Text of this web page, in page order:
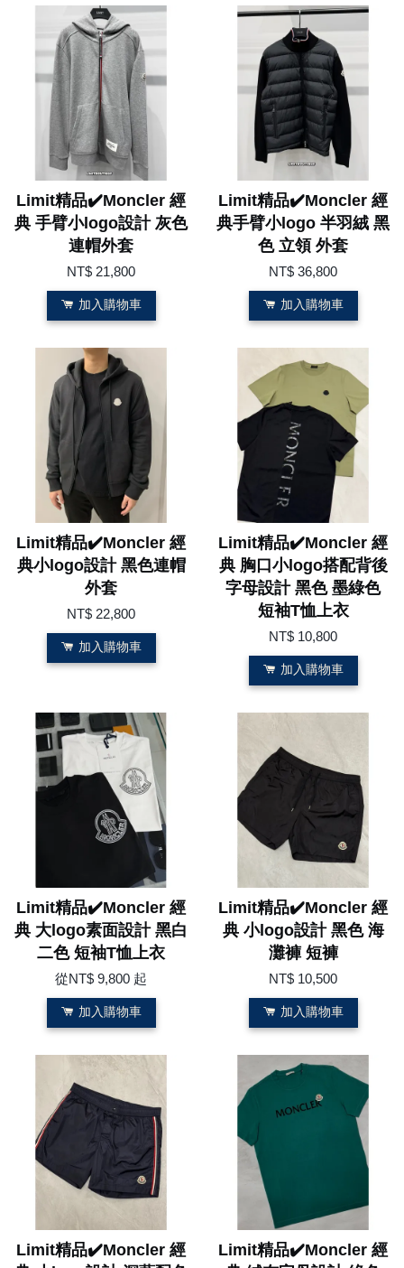
Limit精品✔️Moncler 經
典 手臂小logo設計 灰色
連帽外套
NT$ 21,800
加入購物車
Limit精品✔️Moncler 經
典手臂小logo 半羽絨 黑
色 立領 外套
NT$ 36,800
加入購物車
Limit精品✔️Moncler 經
典小logo設計 黑色連帽
外套
NT$ 22,800
加入購物車
Limit精品✔️Moncler 經
典 胸口小logo搭配背後
字母設計 黑色 墨綠色
短袖T恤上衣
NT$ 10,800
加入購物車
Limit精品✔️Moncler 經
典 大logo素面設計 黑白
二色 短袖T恤上衣
從NT$ 9,800 起
加入購物車
Limit精品✔️Moncler 經
典 小logo設計 黑色 海
灘褲 短褲
NT$ 10,500
加入購物車
Limit精品✔️Moncler 經
Limit精品✔️Moncler 經